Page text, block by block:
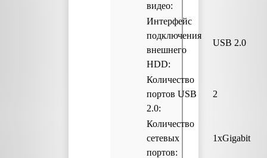
видео:
Интерфейс
подключения
внешнего
HDD:
USB 2.0
Количество
портов USB
2.0:
2
Количество
сетевых
портов:
1xGigabit